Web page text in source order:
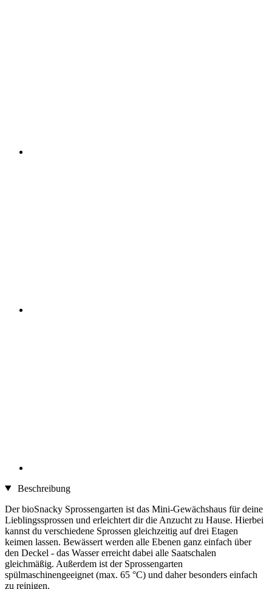
Beschreibung
Der bioSnacky Sprossengarten ist das Mini-Gewächshaus für deine
Lieblingssprossen und erleichtert dir die Anzucht zu Hause. Hierbei
kannst du verschiedene Sprossen gleichzeitig auf drei Etagen
keimen lassen. Bewässert werden alle Ebenen ganz einfach über
den Deckel - das Wasser erreicht dabei alle Saatschalen
gleichmäßig. Außerdem ist der Sprossengarten
spülmaschinengeeignet (max. 65 °C) und daher besonders einfach
zu reinigen.